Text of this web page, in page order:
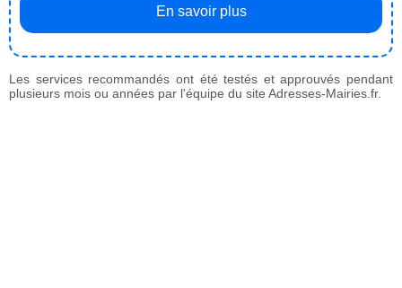
En savoir plus
Les services recommandés ont été testés et approuvés pendant
plusieurs mois ou années par l'équipe du site Adresses-Mairies.fr.